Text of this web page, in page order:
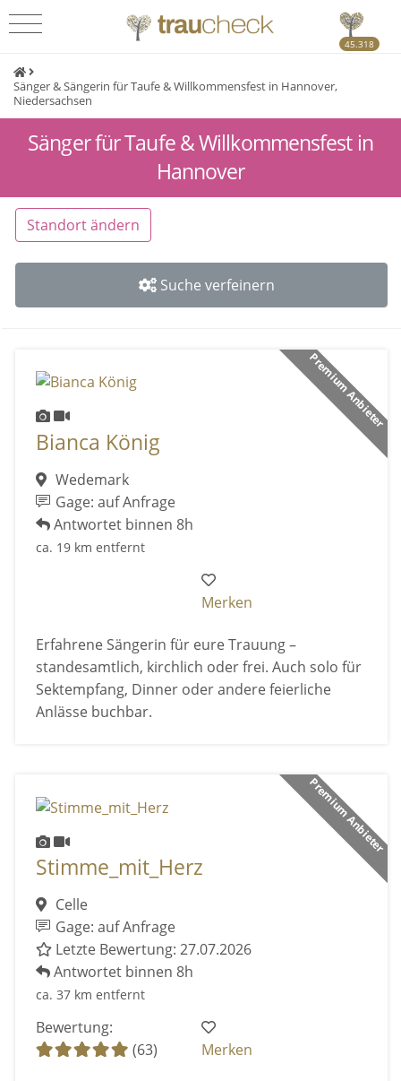
45.318
Sänger & Sängerin für Taufe & Willkommensfest in Hannover,
Niedersachsen
Sänger für Taufe & Willkommensfest in
Hannover
Standort ändern
Suche verfeinern
Premium Anbieter
Bianca König
Wedemark
Gage: auf Anfrage
Antwortet binnen 8h
ca. 19 km entfernt
Merken
Erfahrene Sängerin für eure Trauung –
standesamtlich, kirchlich oder frei. Auch solo für
Sektempfang, Dinner oder andere feierliche
Anlässe buchbar.
Premium Anbieter
Stimme_mit_Herz
Celle
Gage: auf Anfrage
Letzte Bewertung: 27.07.2026
Antwortet binnen 8h
ca. 37 km entfernt
Bewertung:
(63)
Merken